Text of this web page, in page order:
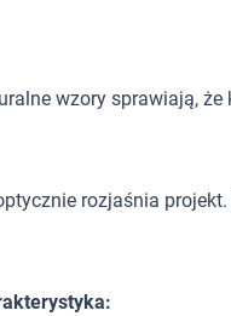
wzory sprawiają, że
rozjaśnia